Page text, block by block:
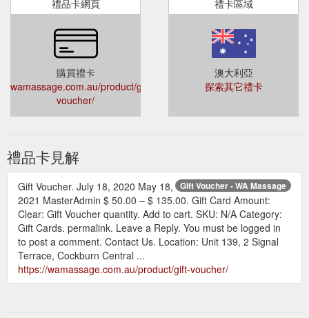
禮品卡網頁
購買禮卡
wamassage.com.au/product/gift-
voucher/
禮卡區域
澳大利亞
探索其它禮卡
禮品卡見解
Gift Voucher - WA Massage
Gift Voucher. July 18, 2020 May 18,
2021 MasterAdmin $ 50.00 – $ 135.00. Gift Card Amount:
Clear: Gift Voucher quantity. Add to cart. SKU: N/A Category:
Gift Cards. permalink. Leave a Reply. You must be logged in
to post a comment. Contact Us. Location: Unit 139, 2 Signal
Terrace, Cockburn Central ...
https://wamassage.com.au/product/gift-voucher/